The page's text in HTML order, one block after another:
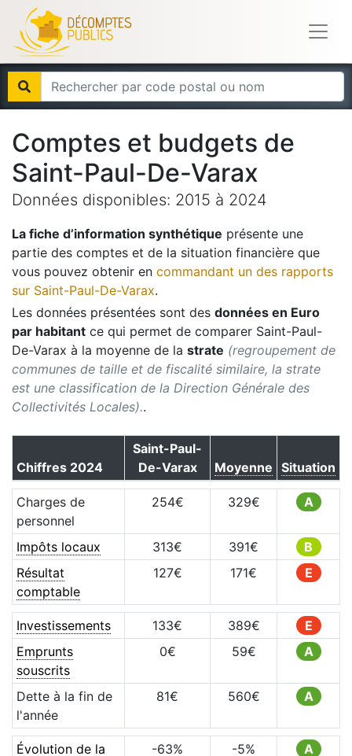
Comptes et budgets de
Saint-Paul-De-Varax
Données disponibles: 2015 à 2024
La fiche d’information synthétique présente une
partie des comptes et de la situation financière que
vous pouvez obtenir en commandant un des rapports
sur Saint-Paul-De-Varax.
Les données présentées sont des données en Euro
par habitant ce qui permet de comparer Saint-Paul-
De-Varax à la moyenne de la strate (regroupement de
communes de taille et de fiscalité similaire, la strate
est une classification de la Direction Générale des
Collectivités Locales)..
Chiffres 2024
Saint-Paul-
De-Varax
Moyenne Situation
Charges de
personnel
254€ 329€ A
Impôts locaux 313€ 391€
B
Résultat
comptable
127€ 171€ E
Investissements 133€ 389€
E
Emprunts
souscrits
0€ 59€ A
Dette à la fin de
l'année
81€ 560€ A
Évolution de la
-63% -5% A